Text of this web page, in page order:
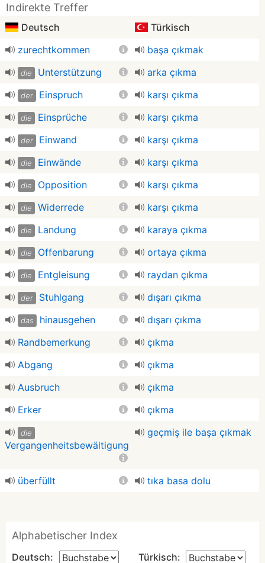
Indirekte Treffer
Deutsch
Türkisch
zurechtkommen
başa çıkmak
die Unterstützung arka çıkma
der Einspruch karşı çıkma
die Einsprüche karşı çıkma
der Einwand karşı çıkma
die Einwände karşı çıkma
die Opposition karşı çıkma
die Widerrede karşı çıkma
die Landung karaya çıkma
die Offenbarung ortaya çıkma
die Entgleisung raydan çıkma
der Stuhlgang dışarı çıkma
das hinausgehen
dışarı çıkma
Randbemerkung
çıkma
Abgang
çıkma
Ausbruch
çıkma
Erker
çıkma
die
Vergangenheitsbewältigung
geçmiş ile başa çıkmak
überfüllt tıka basa dolu
Alphabetischer Index
Deutsch: Türkisch: